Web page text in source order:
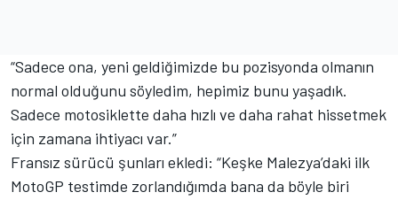
“Sadece ona, yeni geldiğimizde bu pozisyonda olmanın
normal olduğunu söyledim, hepimiz bunu yaşadık.
Sadece motosiklette daha hızlı ve daha rahat hissetmek
için zamana ihtiyacı var.”
Fransız sürücü şunları ekledi: “Keşke Malezya’daki ilk
MotoGP testimde zorlandığımda bana da böyle biri